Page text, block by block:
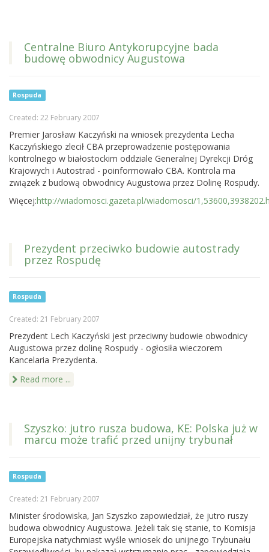
Centralne Biuro Antykorupcyjne bada
budowę obwodnicy Augustowa
Rospuda
Created: 22 February 2007
Premier Jarosław Kaczyński na wniosek prezydenta Lecha
Kaczyńskiego zlecił CBA przeprowadzenie postępowania
kontrolnego w białostockim oddziale Generalnej Dyrekcji Dróg
Krajowych i Autostrad - poinformowało CBA. Kontrola ma
związek z budową obwodnicy Augustowa przez Dolinę Rospudy.
Więcej:http://wiadomosci.gazeta.pl/wiadomosci/
Prezydent przeciwko budowie autostrady
przez Rospudę
Rospuda
Created: 21 February 2007
Prezydent Lech Kaczyński jest przeciwny budowie obwodnicy
Augustowa przez dolinę Rospudy - ogłosiła wieczorem
Kancelaria Prezydenta.
Read more ...
Szyszko: jutro rusza budowa, KE: Polska już w
marcu może trafić przed unijny trybunał
Rospuda
Created: 21 February 2007
Minister środowiska, Jan Szyszko zapowiedział, że jutro ruszy
budowa obwodnicy Augustowa. Jeżeli tak się stanie, to Komisja
Europejska natychmiast wyśle wniosek do unijnego Trybunału